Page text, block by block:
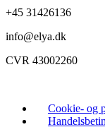
+45 31426136
info@elya.dk
CVR 43002260
Cookie- og